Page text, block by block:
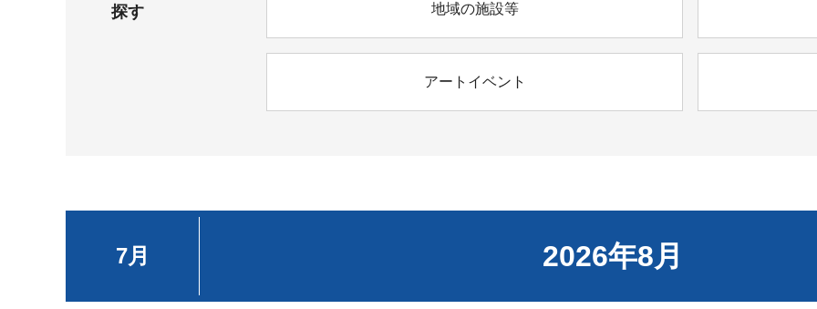
探す
地域の施設等
アートイベント
2026年8月
7月